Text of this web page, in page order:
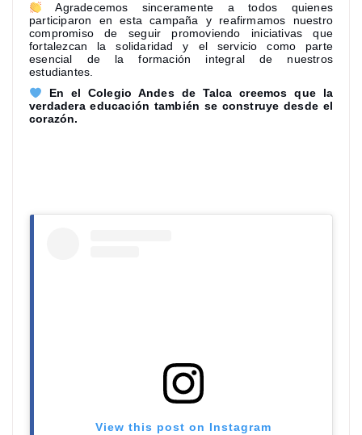
Agradecemos sinceramente a todos quienes
participaron en esta campaña y reafirmamos nuestro
compromiso de seguir promoviendo iniciativas que
fortalezcan la solidaridad y el servicio como parte
esencial de la formación integral de nuestros
estudiantes.
En el Colegio Andes de Talca creemos que la
verdadera educación también se construye desde el
corazón.
View this post on Instagram